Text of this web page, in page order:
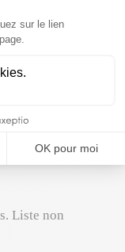
Liste non